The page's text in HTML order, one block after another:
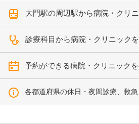
大門駅の周辺駅から病院・クリ
診療科目から病院・クリニック
予約ができる病院・クリニック
各都道府県の休日・夜間診療、救